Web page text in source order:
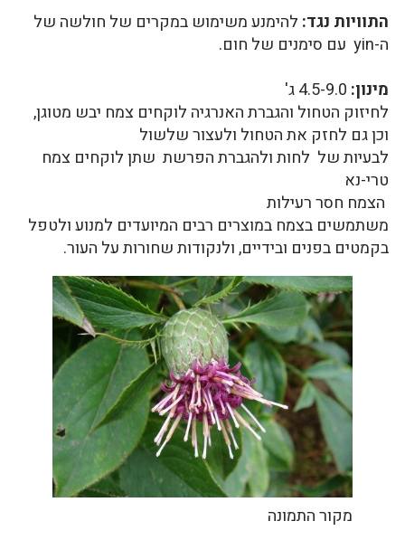
התוויות נגד: להימנע משימוש במקרים של חולשה של
ה-yin עם סימנים של חום.
מינון:
לחיזוק הטחול והגברת האנרגיה לוקחים צמח יבש מטוגן,
וכן גם לחזק את הטחול ולעצור שלשול
לבעיות של לחות ולהגברת הפרשת שתן לוקחים צמח
טרי-נא
הצמח חסר רעילות
משתמשים בצמח במוצרים רבים המיועדים למנוע ולטפל
בקמטים בפנים ובידיים, ולנקודות שחורות על העור.
מקור התמונה